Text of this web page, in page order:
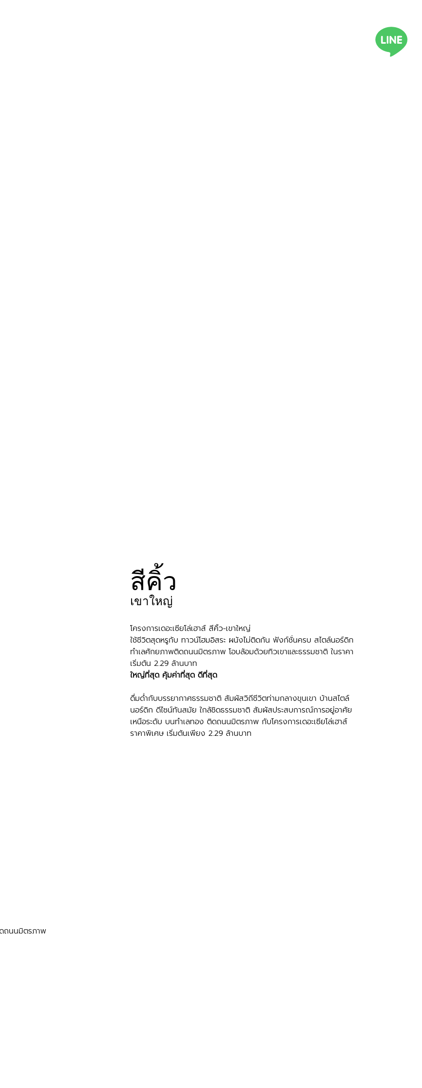
เขาใหญ่
สีคิ้ว
โครงการเดอะเซียโล่เฮาส์ สีคิ้ว-เขาใหญ่
ใช้ชีวิตสุดหรูกับ ทาวน์โฮมอิสระ ผนังไม่ติดกัน ฟังก์ชั่นครบ สไตล์นอร์ดิก
ทำเลศักยภาพติดถนนมิตรภาพ โอบล้อมด้วยทิวเขาและธรรมชาติ ในราคา
เริ่มต้น 2.29 ล้านบาท
ใหญ่ที่สุด คุ้มค่าที่สุด ดีที่สุด
ดื่มด่ำกับบรรยากาศธรรมชาติ สัมผัสวิถีชีวิตท่ามกลางขุนเขา บ้านสไตล์
นอร์ดิก ดีไซน์ทันสมัย ใกล้ชิดธรรมชาติ สัมผัสประสบการณ์การอยู่อาศัย
เหนือระดับ บนทำเลทอง ติดถนนมิตรภาพ กับโครงการเดอะเซียโล่เฮาส์
ราคาพิเศษ เริ่มต้นเพียง 2.29 ล้านบาท
ถนนมิตรภาพ